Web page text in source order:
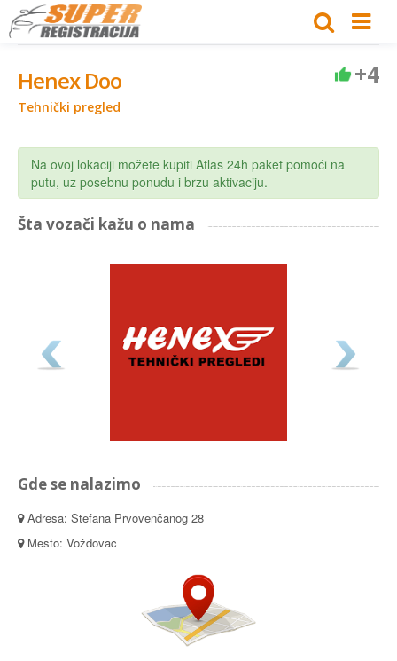
Henex Doo
Tehnički pregled
+4
Na ovoj lokaciji možete kupiti Atlas 24h paket pomoći na
putu, uz posebnu ponudu i brzu aktivaciju.
Šta vozači kažu o nama
Gde se nalazimo
Adresa: Stefana Prvovenčanog 28
Mesto: Voždovac